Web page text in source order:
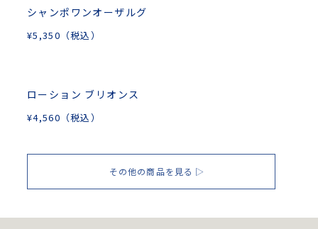
シャンポワンオーザルグ
¥5,350 （税込）
ローション ブリオンス
¥4,560 （税込）
その他の商品を見る